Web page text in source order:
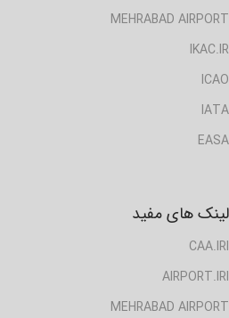
MEHRABAD AIRPORT
IKAC.IR
ICAO
IATA
EASA
لینک های مفید
CAA.IRI
AIRPORT.IRI
MEHRABAD AIRPORT